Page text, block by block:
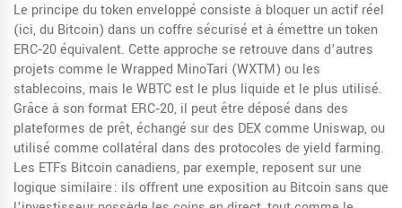
Le principe du token enveloppé consiste à bloquer un actif réel
(ici, du Bitcoin) dans un coffre sécurisé et à émettre un token
ERC‑20 équivalent. Cette approche se retrouve dans d’autres
projets comme le Wrapped MinoTari (WXTM) ou les
stablecoins, mais le WBTC est le plus liquide et le plus utilisé.
Grâce à son format ERC‑20, il peut être déposé dans des
plateformes de prêt, échangé sur des DEX comme Uniswap, ou
utilisé comme collatéral dans des protocoles de yield farming.
Les ETFs Bitcoin canadiens, par exemple, reposent sur une
logique similaire : ils offrent une exposition au Bitcoin sans que